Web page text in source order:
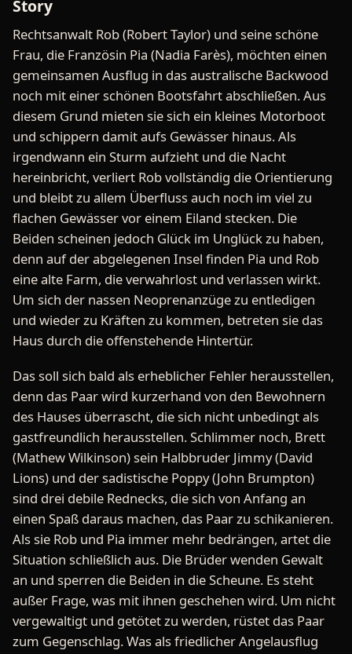
Story
Rechtsanwalt Rob (Robert Taylor) und seine schöne
Frau, die Französin Pia (Nadia Farès), möchten einen
gemeinsamen Ausflug in das australische Backwood
noch mit einer schönen Bootsfahrt abschließen. Aus
diesem Grund mieten sie sich ein kleines Motorboot
und schippern damit aufs Gewässer hinaus. Als
irgendwann ein Sturm aufzieht und die Nacht
hereinbricht, verliert Rob vollständig die Orientierung
und bleibt zu allem Überfluss auch noch im viel zu
flachen Gewässer vor einem Eiland stecken. Die
Beiden scheinen jedoch Glück im Unglück zu haben,
denn auf der abgelegenen Insel finden Pia und Rob
eine alte Farm, die verwahrlost und verlassen wirkt.
Um sich der nassen Neoprenanzüge zu entledigen
und wieder zu Kräften zu kommen, betreten sie das
Haus durch die offenstehende Hintertür.
Das soll sich bald als erheblicher Fehler herausstellen,
denn das Paar wird kurzerhand von den Bewohnern
des Hauses überrascht, die sich nicht unbedingt als
gastfreundlich herausstellen. Schlimmer noch, Brett
(Mathew Wilkinson) sein Halbbruder Jimmy (David
Lions) und der sadistische Poppy (John Brumpton)
sind drei debile Rednecks, die sich von Anfang an
einen Spaß daraus machen, das Paar zu schikanieren.
Als sie Rob und Pia immer mehr bedrängen, artet die
Situation schließlich aus. Die Brüder wenden Gewalt
an und sperren die Beiden in die Scheune. Es steht
außer Frage, was mit ihnen geschehen wird. Um nicht
vergewaltigt und getötet zu werden, rüstet das Paar
zum Gegenschlag. Was als friedlicher Angelausflug